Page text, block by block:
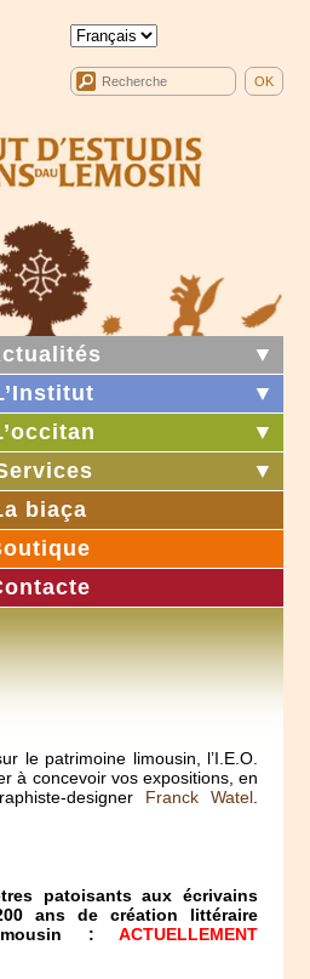
▼
▼
▼
▼
biaça
le patrimoine limousin, l’I.E.O.
à concevoir vos expositions, en
designer Franck Watel
patoisants aux écrivains
ans de création littéraire
:ACTUELLEMENT